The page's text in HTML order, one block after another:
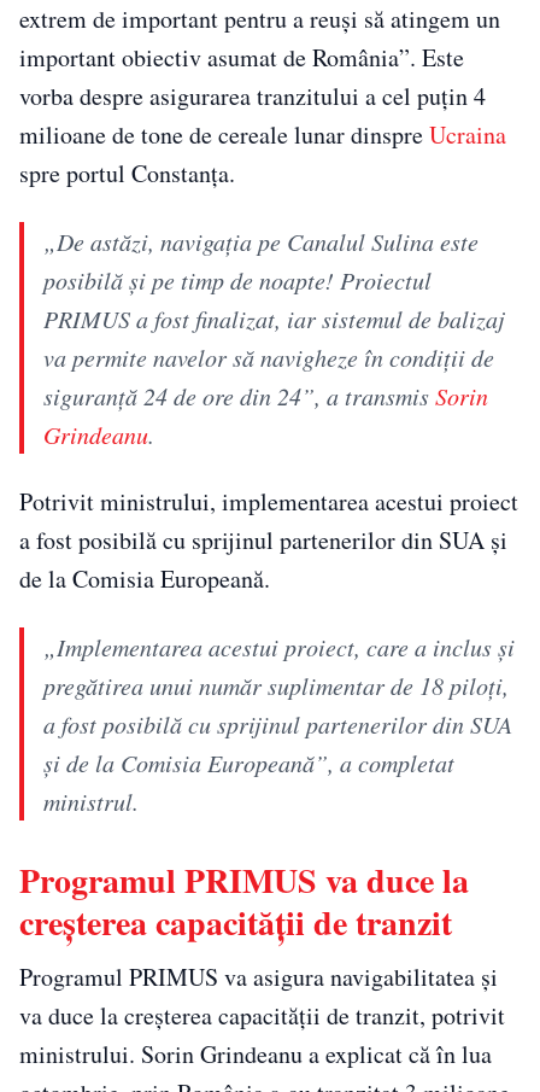
extrem de important pentru a reuşi să atingem un
important obiectiv asumat de România”. Este
vorba despre asigurarea tranzitului a cel puţin 4
milioane de tone de cereale lunar dinspreUcraina
spre portul Constanţa.
„De astăzi, navigaţia pe Canalul Sulina este
posibilă şi pe timp de noapte! Proiectul
PRIMUS a fost finalizat, iar sistemul de balizaj
va permite navelor să navigheze în condiţii de
siguranţă 24 de ore din 24”, a transmisSorin
Grindeanu.
Potrivit ministrului, implementarea acestui proiect
a fost posibilă cu sprijinul partenerilor din SUA şi
de la Comisia Europeană.
„Implementarea acestui proiect, care a inclus şi
pregătirea unui număr suplimentar de 18 piloţi,
a fost posibilă cu sprijinul partenerilor din SUA
şi de la Comisia Europeană”, a completat
ministrul.
Programul PRIMUS va duce la
creşterea capacităţii de tranzit
Programul PRIMUS va asigura navigabilitatea și
va duce la creşterea capacităţii de tranzit, potrivit
ministrului. Sorin Grindeanu a explicat că în lua